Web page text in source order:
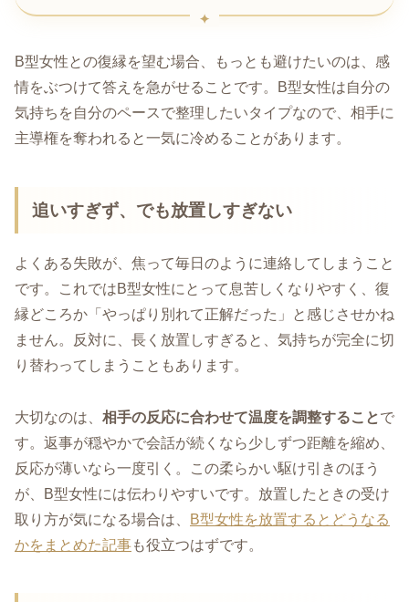
B型女性との復縁を望む場合、もっとも避けたいのは、感
情をぶつけて答えを急がせることです。B型女性は自分の
気持ちを自分のペースで整理したいタイプなので、相手に
主導権を奪われると一気に冷めることがあります。
追いすぎず、でも放置しすぎない
よくある失敗が、焦って毎日のように連絡してしまうこと
です。これではB型女性にとって息苦しくなりやすく、復
縁どころか「やっぱり別れて正解だった」と感じさせかね
ません。反対に、長く放置しすぎると、気持ちが完全に切
り替わってしまうこともあります。
大切なのは、 相手の反応に合わせて温度を調整することで
す。返事が穏やかで会話が続くなら少しずつ距離を縮め、
反応が薄いなら一度引く。この柔らかい駆け引きのほう
が、B型女性には伝わりやすいです。放置したときの受け
取り方が気になる場合は、
B型女性を放置するとどうなる
かをまとめた記事も役立つはずです。